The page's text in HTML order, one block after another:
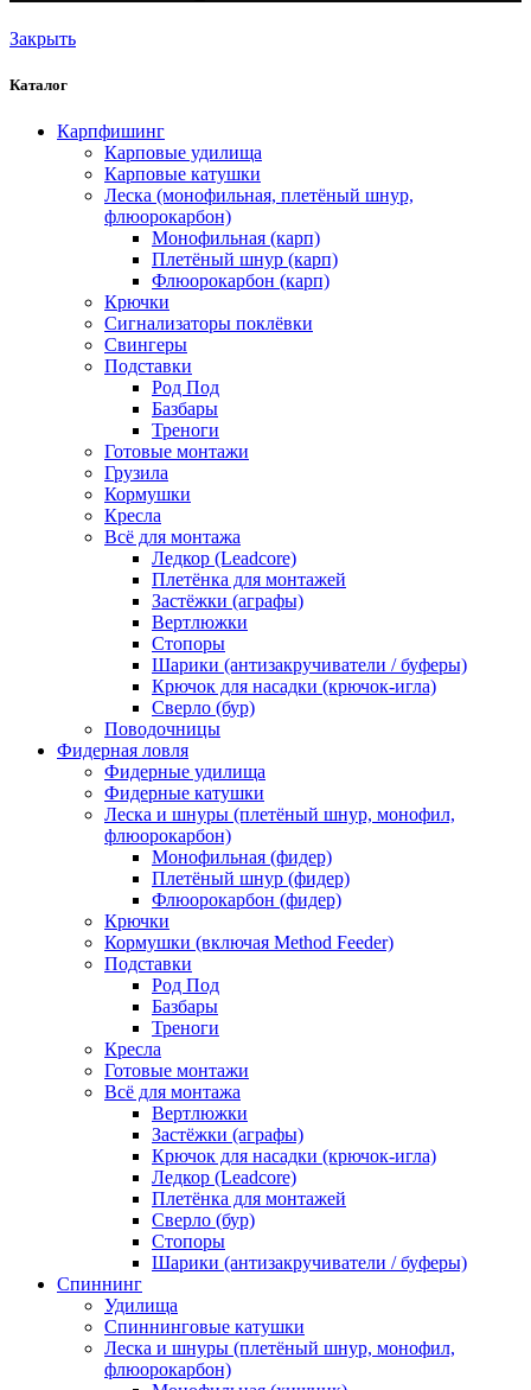
Закрыть
Каталог
Карпфишинг
Карповые удилища
Карповые катушки
Леска (монофильная, плетёный шнур,
флюорокарбон)
Монофильная (карп)
Плетёный шнур (карп)
Флюорокарбон (карп)
Крючки
Сигнализаторы поклёвки
Свингеры
Подставки
Род Под
Базбары
Треноги
Готовые монтажи
Грузила
Кормушки
Кресла
Всё для монтажа
Ледкор (Leadcore)
Плетёнка для монтажей
Застёжки (аграфы)
Вертлюжки
Стопоры
Шарики (антизакручиватели / буферы)
Крючок для насадки (крючок-игла)
Сверло (бур)
Поводочницы
Фидерная ловля
Фидерные удилища
Фидерные катушки
Леска и шнуры (плетёный шнур, монофил,
флюорокарбон)
Монофильная (фидер)
Плетёный шнур (фидер)
Флюорокарбон (фидер)
Крючки
Кормушки (включая Method Feeder)
Подставки
Род Под
Базбары
Треноги
Кресла
Готовые монтажи
Всё для монтажа
Вертлюжки
Застёжки (аграфы)
Крючок для насадки (крючок-игла)
Ледкор (Leadcore)
Плетёнка для монтажей
Сверло (бур)
Стопоры
Шарики (антизакручиватели / буферы)
Спиннинг
Удилища
Спиннинговые катушки
Леска и шнуры (плетёный шнур, монофил,
флюорокарбон)